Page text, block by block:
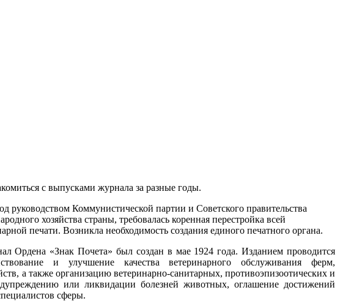
с выпусками журнала за разные годы.
руководством Коммунистической партии и Советского правительства
хозяйства страны, требовалась коренная перестройка всей
печати. Возникла необходимость создания единого печатного органа.
Ордена «Знак Почета» был создан в мае 1924 года. Изданием проводится
и улучшение качества ветеринарного обслуживания ферм,
а также организацию ветеринарно-санитарных, противоэпизоотических и
или ликвидации болезней животных, оглашение достижений
сферы.